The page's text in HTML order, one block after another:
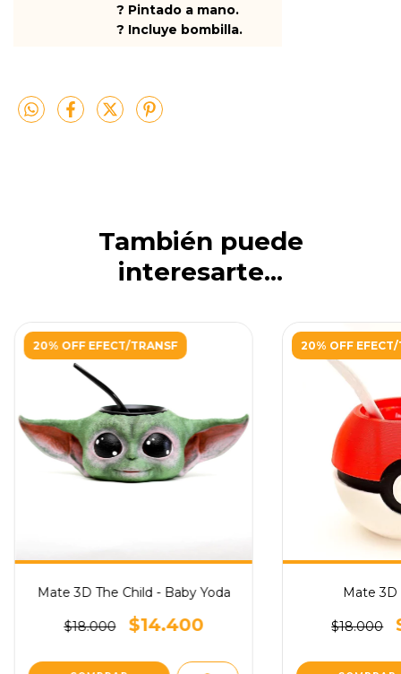
? Pintado a mano.
? Incluye bombilla.
También puede
interesarte...
20% OFF EFECT/TRANSF
Mate 3D The Child - Baby Yoda
$18.000 $14.400
20% OFF EFECT/
Mate 3D
$18.000